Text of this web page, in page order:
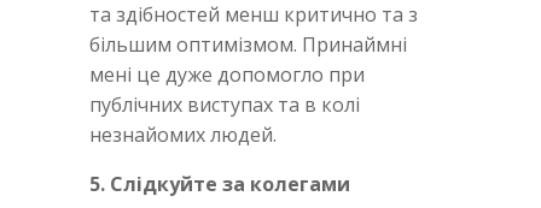
та здібностей менш критично та з
більшим оптимізмом. Принаймні
мені це дуже допомогло при
публічних виступах та в колі
незнайомих людей.
5. Слідкуйте за колегами